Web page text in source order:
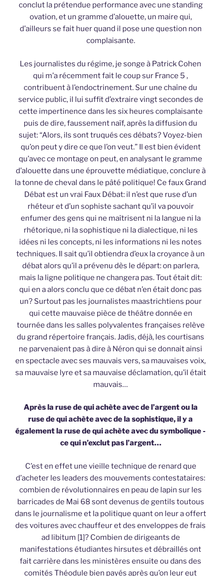
conclut la prétendue performance avec une standing
ovation, et un gramme d’alouette, un maire qui,
d’ailleurs se fait huer quand il pose une question non
complaisante.
Les journalistes du régime, je songe à Patrick Cohen
qui m’a récemment fait le coup sur France 5 ,
contribuent à l’endoctrinement. Sur une chaîne du
service public, il lui suffit d’extraire vingt secondes de
cette impertinence dans les six heures complaisante
puis de dire, faussement naïf, après la diffusion du
sujet: “Alors, ils sont truqués ces débats? Voyez-bien
qu’on peut y dire ce que l’on veut.” Il est bien évident
qu’avec ce montage on peut, en analysant le gramme
d’alouette dans une éprouvette médiatique, conclure à
la tonne de cheval dans le pâté politique! Ce faux Grand
Débat est un vrai Faux Débat: il n’est que ruse d’un
rhéteur et d’un sophiste sachant qu’il va pouvoir
enfumer des gens qui ne maîtrisent ni la langue ni la
rhétorique, ni la sophistique ni la dialectique, ni les
idées ni les concepts, ni les informations ni les notes
techniques. Il sait qu’il obtiendra d’eux la croyance à un
débat alors qu’il a prévenu dès le départ: on parlera,
mais la ligne politique ne changera pas. Tout était dit:
qui en a alors conclu que ce débat n’en était donc pas
un? Surtout pas les journalistes maastrichtiens pour
qui cette mauvaise pièce de théâtre donnée en
tournée dans les salles polyvalentes françaises relève
du grand répertoire français. Jadis, déjà, les courtisans
ne parvenaient pas à dire à Néron qui se donnait ainsi
en spectacle avec ses mauvais vers, sa mauvaises voix,
sa mauvaise lyre et sa mauvaise déclamation, qu’il était
mauvais…
Après la ruse de qui achète avec de l’argent ou la
ruse de qui achète avec de la sophistique, il y a
également la ruse de qui achète avec du symbolique -
ce qui n’exclut pas l’argent…
C’est en effet une vieille technique de renard que
d’acheter les leaders des mouvements contestataires:
combien de révolutionnaires en peau de lapin sur les
barricades de Mai 68 sont devenus de gentils toutous
dans le journalisme et la politique quant on leur a offert
des voitures avec chauffeur et des enveloppes de frais
ad libitum [1]? Combien de dirigeants de
manifestations étudiantes hirsutes et débraillés ont
fait carrière dans les ministères ensuite ou dans des
comités Théodule bien payés après qu’on leur eut